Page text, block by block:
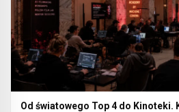
Od światowego Top 4 do Kinoteki.